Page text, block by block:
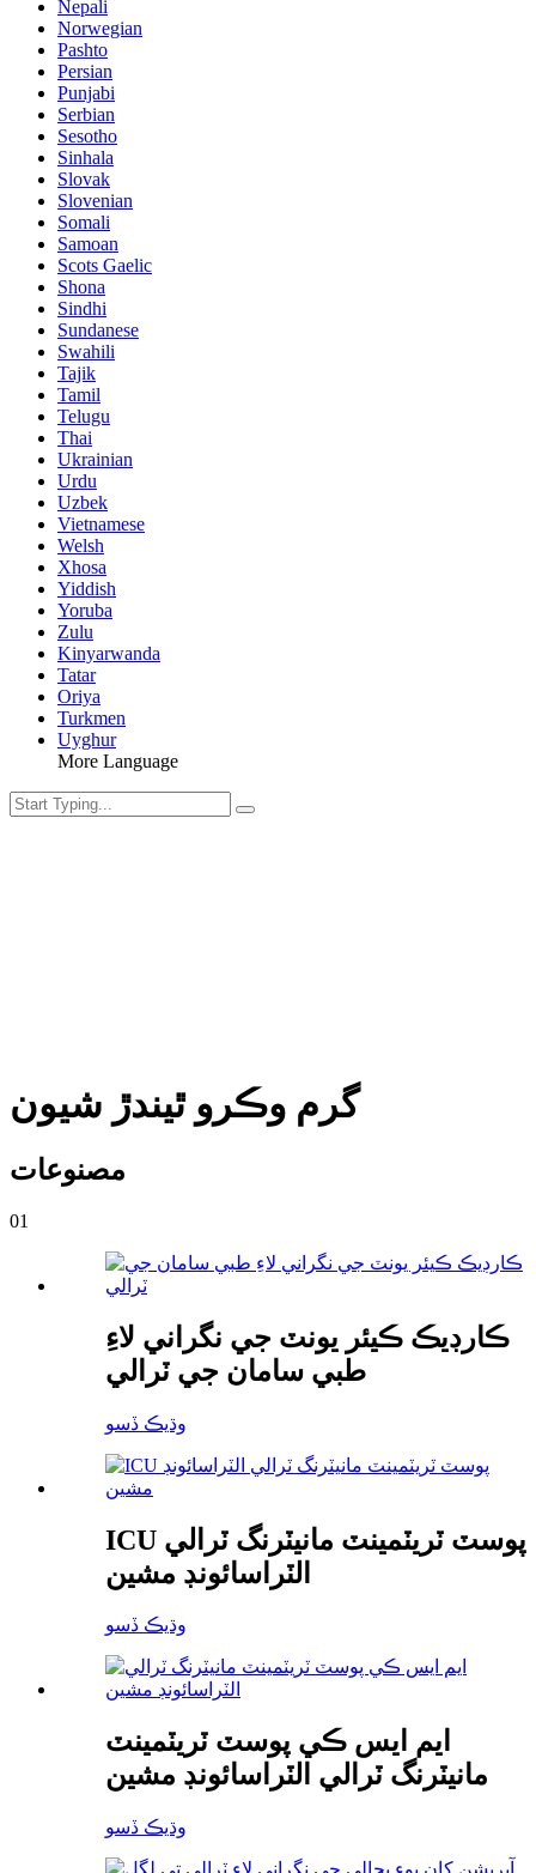
Nepali
Norwegian
Pashto
Persian
Punjabi
Serbian
Sesotho
Sinhala
Slovak
Slovenian
Somali
Samoan
Scots Gaelic
Shona
Sindhi
Sundanese
Swahili
Tajik
Tamil
Telugu
Thai
Ukrainian
Urdu
Uzbek
Vietnamese
Welsh
Xhosa
Yiddish
Yoruba
Zulu
Kinyarwanda
Tatar
Oriya
Turkmen
Uyghur
More Language
گرم وڪرو ٿيندڙ شيون
مصنوعات
01
ڪارڊيڪ ڪيئر يونٽ جي نگراني لاءِ
طبي سامان جي ٽرالي
وڌيڪ ڏسو
ICU پوسٽ ٽريٽمينٽ مانيٽرنگ ٽرالي
الٽراسائونڊ مشين
وڌيڪ ڏسو
ايم ايس ڪي پوسٽ ٽريٽمينٽ
مانيٽرنگ ٽرالي الٽراسائونڊ مشين
وڌيڪ ڏسو